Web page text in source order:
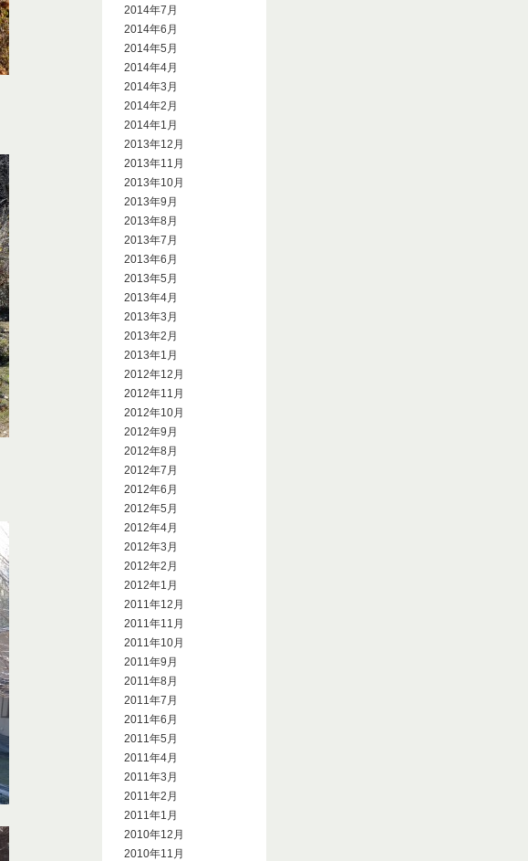
2014年7月
2014年6月
2014年5月
2014年4月
2014年3月
2014年2月
2014年1月
2013年12月
2013年11月
2013年10月
2013年9月
2013年8月
2013年7月
2013年6月
2013年5月
2013年4月
2013年3月
2013年2月
2013年1月
2012年12月
2012年11月
2012年10月
2012年9月
2012年8月
2012年7月
2012年6月
2012年5月
2012年4月
2012年3月
2012年2月
2012年1月
2011年12月
2011年11月
2011年10月
2011年9月
2011年8月
2011年7月
2011年6月
2011年5月
2011年4月
2011年3月
2011年2月
2011年1月
2010年12月
2010年11月